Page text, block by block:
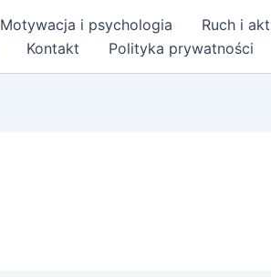
Motywacja i psychologia Ruch i
Kontakt Polityka prywatności